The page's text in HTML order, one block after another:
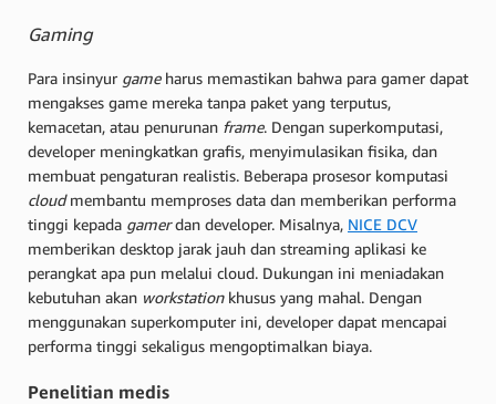
Gaming
Para insinyur game harus memastikan bahwa para gamer dapat
mengakses game mereka tanpa paket yang terputus,
kemacetan, atau penurunan frame. Dengan superkomputasi,
developer meningkatkan grafis, menyimulasikan fisika, dan
membuat pengaturan realistis. Beberapa prosesor komputasi
cloudmembantu memproses data dan memberikan performa
tinggi kepada gamerdan developer. Misalnya, NICE DCV
memberikan desktop jarak jauh dan streaming aplikasi ke
perangkat apa pun melalui cloud. Dukungan ini meniadakan
kebutuhan akan workstation khusus yang mahal. Dengan
menggunakan superkomputer ini, developer dapat mencapai
performa tinggi sekaligus mengoptimalkan biaya.
Penelitian medis